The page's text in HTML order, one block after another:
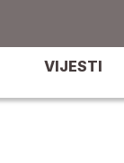
VIJESTI